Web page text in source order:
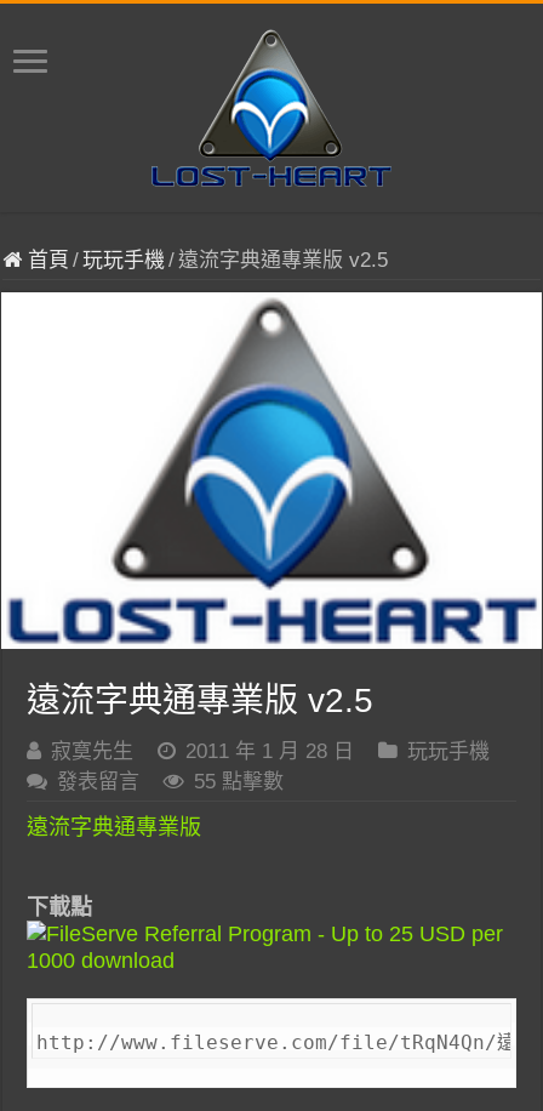
首頁 /玩玩手機/遠流字典通專業版 v2.5
遠流字典通專業版 v2.5
寂寞先生 2011 年 1 月 28 日
玩玩手機
發表留言
55 點擊數
遠流字典通專業版
下載點
http://www.fileserve.com/file/tRqN4Qn/遠流